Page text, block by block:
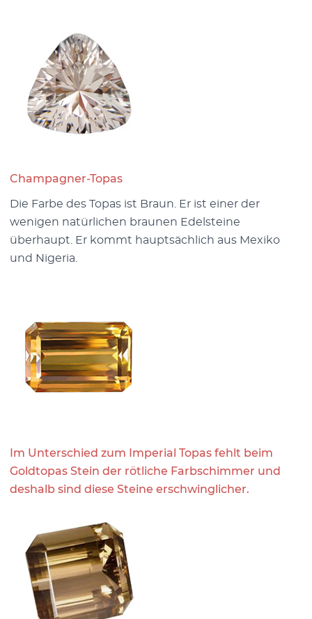
Champagner-Topas
Die Farbe des Topas ist Braun. Er ist einer der
wenigen natürlichen braunen Edelsteine
überhaupt. Er kommt hauptsächlich aus Mexiko
und Nigeria.
Im Unterschied zum Imperial Topas fehlt beim
Goldtopas Stein der rötliche Farbschimmer und
deshalb sind diese Steine erschwinglicher.